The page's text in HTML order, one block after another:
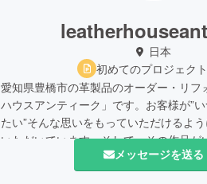
日本
初めてのプロジェク
愛知県豊橋市の革製品のオーダー・リフ
ハウスアンティーク」です。お客様が”
たい”そんな思いをもっていただけるよ
いただいています。そして、その作品が
ティーク」といわれるものに…そんな願
の思いをかたちにできるよう心がけてい
メッセージを送る